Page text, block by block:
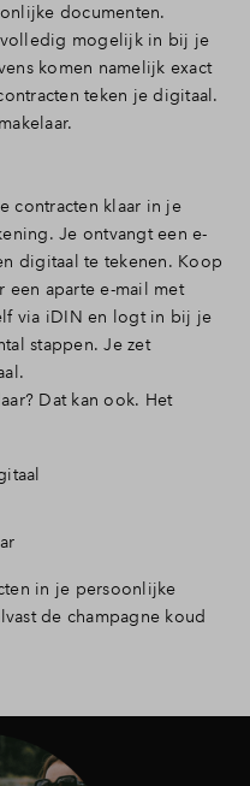
documenten.
mogelijk in bij je
komen namelijk exact
teken je digitaal.
contracten klaar in je
Je ontvangt een e-
digitaal te tekenen. Koop
een aparte e-mail met
via iDIN en logt in bij je
stappen. Je zet
Dat kan ook. Het
in je persoonlijke
de champagne koud